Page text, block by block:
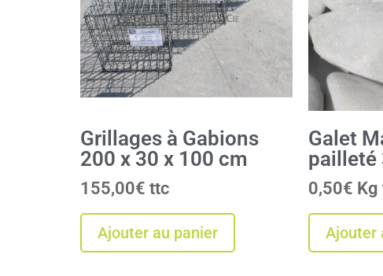
Grillages à Gabions
200 x 30 x 100 cm
155,00€
Ajouter au panier
Galet
pailleté
0,50€ Kg
Ajouter